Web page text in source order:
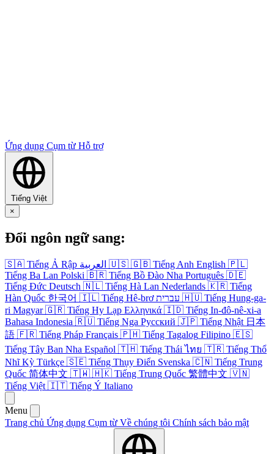
Ứng dụng Cụm từ Hỗ trợ
Tiếng Việt
×
Đổi ngôn ngữ sang:
🇸🇦 Tiếng Ả Rập العربية 🇺🇸 🇬🇧 Tiếng Anh English 🇵🇱
Tiếng Ba Lan Polski 🇧🇷 Tiếng Bồ Đào Nha Português 🇩🇪
Tiếng Đức Deutsch 🇳🇱 Tiếng Hà Lan Nederlands 🇰🇷 Tiếng
Hàn Quốc 한국어 🇮🇱 Tiếng Hê-brơ עברית 🇭🇺 Tiếng Hung-ga-
ri Magyar 🇬🇷 Tiếng Hy Lạp Ελληνικά 🇮🇩 Tiếng In-đô-nê-xi-a
Bahasa Indonesia 🇷🇺 Tiếng Nga Русский 🇯🇵 Tiếng Nhật 日本
語 🇫🇷 Tiếng Pháp Français 🇵🇭 Tiếng Tagalog Filipino 🇪🇸
Tiếng Tây Ban Nha Español 🇹🇭 Tiếng Thái ไทย 🇹🇷 Tiếng Thổ
Nhĩ Kỳ Türkçe 🇸🇪 Tiếng Thụy Điển Svenska 🇨🇳 Tiếng Trung
Quốc 简体中文 🇹🇼 🇭🇰 Tiếng Trung Quốc 繁體中文 🇻🇳
Tiếng Việt 🇮🇹 Tiếng Ý Italiano
Menu
Trang chủ Ứng dụng Cụm từ Về chúng tôi Chính sách bảo mật